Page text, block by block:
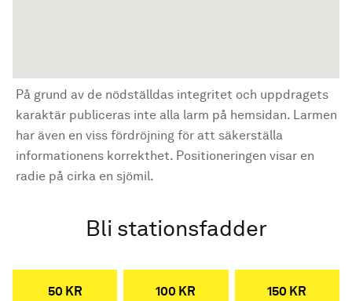
På grund av de nödställdas integritet och uppdragets
karaktär publiceras inte alla larm på hemsidan. Larmen
har även en viss fördröjning för att säkerställa
informationens korrekthet. Positioneringen visar en
radie på cirka en sjömil.
Bli stationsfadder
50 KR 100 KR 150 KR